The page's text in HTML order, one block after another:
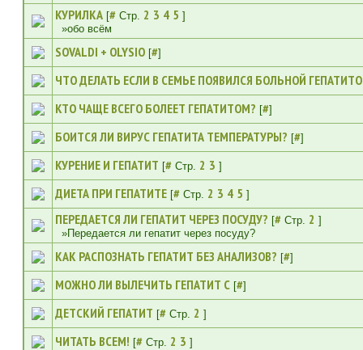
КУРИЛКА [# Стр. 2 3 4 5 ]
»обо всём
SOVALDI + OLYSIO [#]
ЧТО ДЕЛАТЬ ЕСЛИ В СЕМЬЕ ПОЯВИЛСЯ БОЛЬНОЙ
КТО ЧАЩЕ ВСЕГО БОЛЕЕТ ГЕПАТИТОМ? [#]
БОИТСЯ ЛИ ВИРУС ГЕПАТИТА ТЕМПЕРАТУРЫ? [#]
КУРЕНИЕ И ГЕПАТИТ [# Стр. 2 3 ]
ДИЕТА ПРИ ГЕПАТИТЕ [# Стр. 2 3 4 5 ]
ПЕРЕДАЕТСЯ ЛИ ГЕПАТИТ ЧЕРЕЗ ПОСУДУ? [# Стр. 2 ]
»Передается ли гепатит через посуду?
КАК РАСПОЗНАТЬ ГЕПАТИТ БЕЗ АНАЛИЗОВ? [#]
МОЖНО ЛИ ВЫЛЕЧИТЬ ГЕПАТИТ С [#]
ДЕТСКИЙ ГЕПАТИТ [# Стр. 2 ]
ЧИТАТЬ ВСЕМ! [# Стр. 2 3 ]